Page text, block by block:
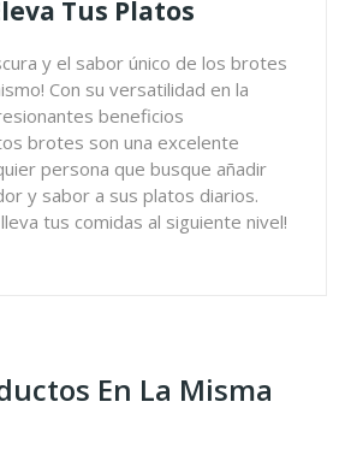
Tus Platos
y el sabor único de los brotes
Con su versatilidad en la
beneficios
brotes son una excelente
persona que busque añadir
y sabor a sus platos diarios.
tus comidas al siguiente nivel!
En La Misma